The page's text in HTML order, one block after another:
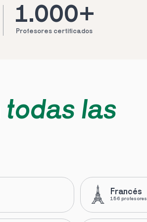
1.000+
Profesores certificados
todas las
Francés
156 profesores